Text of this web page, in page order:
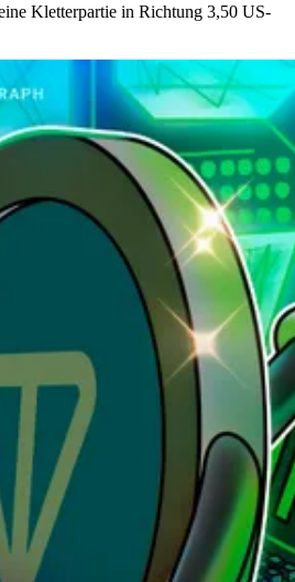
Kletterpartie in Richtung 3,50 US-